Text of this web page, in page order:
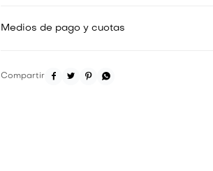
Medios de pago y cuotas
   